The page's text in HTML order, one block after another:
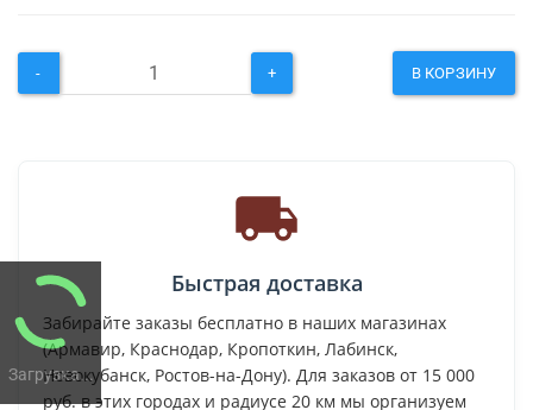
Загрузка...
- + В КОРЗИНУ
Быстрая доставка
Забирайте заказы бесплатно в наших магазинах
(Армавир, Краснодар, Кропоткин, Лабинск,
Новокубанск, Ростов-на-Дону). Для заказов от 15 000
руб. в этих городах и радиусе 20 км мы организуем